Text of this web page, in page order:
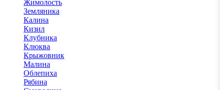
Жимолость
Земляника
Калина
Кизил
Клубника
Клюква
Крыжовник
Малина
Облепиха
Рябина